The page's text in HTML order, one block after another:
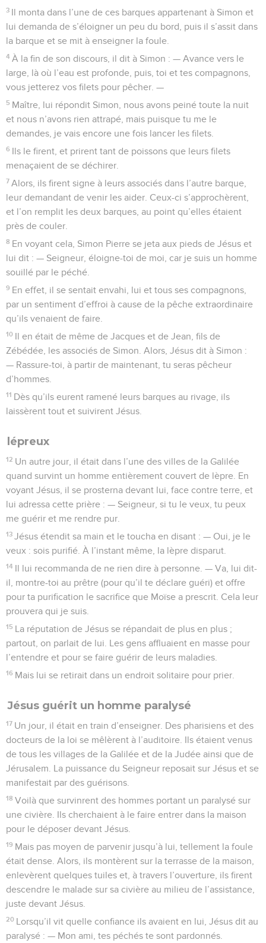
3 Il monta dans l’une de ces barques appartenant à Simon et
lui demanda de s’éloigner un peu du bord, puis il s’assit dans
la barque et se mit à enseigner la foule.
4 À la fin de son discours, il dit à Simon : — Avance vers le
large, là où l’eau est profonde, puis, toi et tes compagnons,
vous jetterez vos filets pour pêcher. —
5 Maître, lui répondit Simon, nous avons peiné toute la nuit
et nous n’avons rien attrapé, mais puisque tu me le
demandes, je vais encore une fois lancer les filets.
6 Ils le firent, et prirent tant de poissons que leurs filets
menaçaient de se déchirer.
7 Alors, ils firent signe à leurs associés dans l’autre barque,
leur demandant de venir les aider. Ceux-ci s’approchèrent,
et l’on remplit les deux barques, au point qu’elles étaient
près de couler.
8 En voyant cela, Simon Pierre se jeta aux pieds de Jésus et
lui dit : — Seigneur, éloigne-toi de moi, car je suis un homme
souillé par le péché.
9 En effet, il se sentait envahi, lui et tous ses compagnons,
par un sentiment d’effroi à cause de la pêche extraordinaire
qu’ils venaient de faire.
10 Il en était de même de Jacques et de Jean, fils de
Zébédée, les associés de Simon. Alors, Jésus dit à Simon :
— Rassure-toi, à partir de maintenant, tu seras pêcheur
d’hommes.
11 Dès qu’ils eurent ramené leurs barques au rivage, ils
laissèrent tout et suivirent Jésus.
lépreux
12 Un autre jour, il était dans l’une des villes de la Galilée
quand survint un homme entièrement couvert de lèpre. En
voyant Jésus, il se prosterna devant lui, face contre terre, et
lui adressa cette prière : — Seigneur, si tu le veux, tu peux
me guérir et me rendre pur.
13 Jésus étendit sa main et le toucha en disant : — Oui, je le
veux : sois purifié. À l’instant même, la lèpre disparut.
14 Il lui recommanda de ne rien dire à personne. — Va, lui dit-
il, montre-toi au prêtre (pour qu’il te déclare guéri) et offre
pour ta purification le sacrifice que Moïse a prescrit. Cela leur
prouvera qui je suis.
15 La réputation de Jésus se répandait de plus en plus ;
partout, on parlait de lui. Les gens affluaient en masse pour
l’entendre et pour se faire guérir de leurs maladies.
16 Mais lui se retirait dans un endroit solitaire pour prier.
Jésus guérit un homme paralysé
17 Un jour, il était en train d’enseigner. Des pharisiens et des
docteurs de la loi se mêlèrent à l’auditoire. Ils étaient venus
de tous les villages de la Galilée et de la Judée ainsi que de
Jérusalem. La puissance du Seigneur reposait sur Jésus et se
manifestait par des guérisons.
18 Voilà que survinrent des hommes portant un paralysé sur
une civière. Ils cherchaient à le faire entrer dans la maison
pour le déposer devant Jésus.
19 Mais pas moyen de parvenir jusqu’à lui, tellement la foule
était dense. Alors, ils montèrent sur la terrasse de la maison,
enlevèrent quelques tuiles et, à travers l’ouverture, ils firent
descendre le malade sur sa civière au milieu de l’assistance,
juste devant Jésus.
20 Lorsqu’il vit quelle confiance ils avaient en lui, Jésus dit au
paralysé : — Mon ami, tes péchés te sont pardonnés.